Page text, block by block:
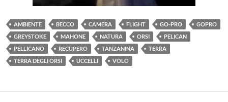
AMBIENTE BECCO CAMERA FLIGHT GO-PRO
GOPRO
GREYSTOKE
MAHONE NATURA ORSI
PELICAN
PELLICANO
RECUPERO TANZANINA
TERRA
TERRA DEGLI ORSI
UCCELLI VOLO